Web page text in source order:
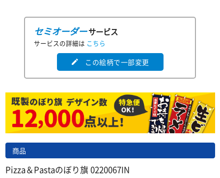
セミオーダーサービス
サービスの詳細は こちら
edit この絵柄で一部変更
商品
Pizza＆Pastaのぼり旗 0220067IN